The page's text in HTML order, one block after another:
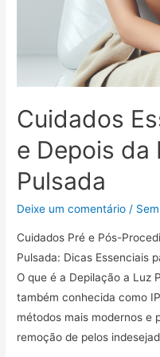
Cuidados
e Depois da
Pulsada
Deixe um comentário /
Cuidados Pré e Pós-
Pulsada: Dicas Essenciais
O que é a Depilação a Luz
também conhecida como
métodos mais modernos e
remoção de pelos